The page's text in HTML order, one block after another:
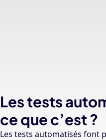
Les tests
ce que c’est ?
Les tests automatisés font